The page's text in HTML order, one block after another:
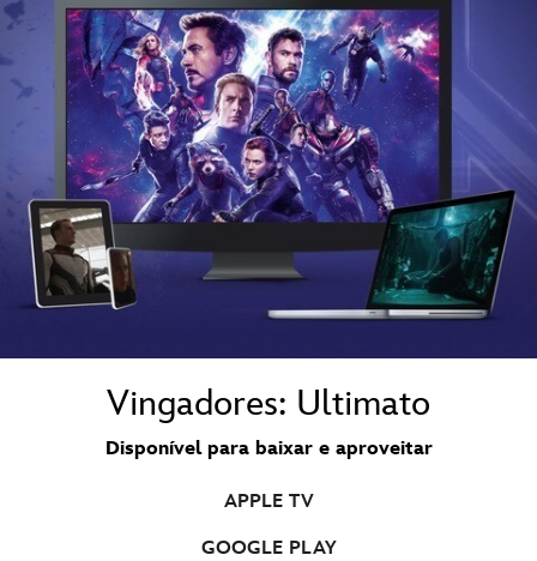
Vingadores: Ultimato
Disponível para baixar e aproveitar
APPLE TV
GOOGLE PLAY